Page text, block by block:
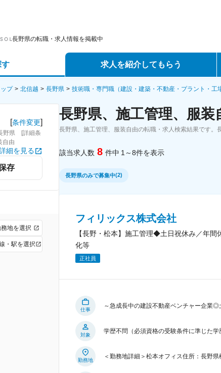
長野県の転職・求人情報を掲載中
求人を紹介してもらう
エージェントサービス
スカウトサービス
プ 北信越 長野県 技術職・専門職（建設・建築・不動産・プラント・工
[条件変更]
野県 [詳細条
自由
細を見る
存
地を選択
・駅を選択
長野県、施工管理、服
長野県、施工管理、服装自由の転職・求人検索結果です。
該当求人数 8 件中 1～8件を表示
長野県のみで募集中(2)
フィリックス株式会社
【長野・松本】施工管理◆土日祝休み／年
化等
正社員
仕事
～急成長中の建設不動産ベンチャー企業
対象
学歴不問（必須資格の受験条件に準じた学
勤務地
＜勤務地詳細＞松本オフィス住所：長野